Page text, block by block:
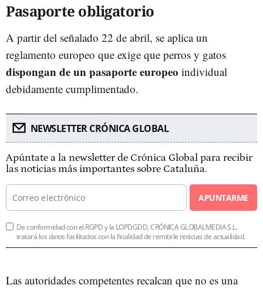
Pasaporte obligatorio
A partir del señalado 22 de abril, se aplica un
reglamento europeo que exige que perros y gatos
dispongan de un pasaporte europeo individual
debidamente cumplimentado.
NEWSLETTER CRÓNICA GLOBAL
Apúntate a la newsletter de Crónica Global para recibir
las noticias más importantes sobre Cataluña.
APUNTARME
De conformidad con el RGPD y la LOPDGDD, CRÓNICA GLOBALMEDIA S.L.
tratará los datos facilitados con la finalidad de remitirle noticias de actualidad.
Las autoridades competentes recalcan que no es una